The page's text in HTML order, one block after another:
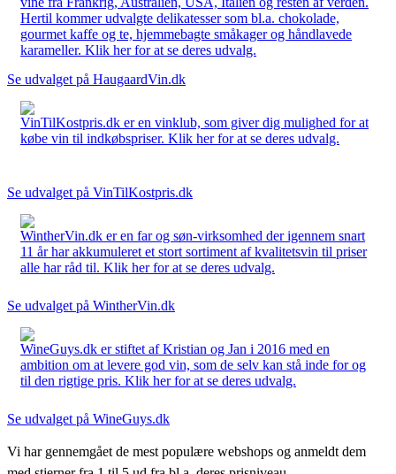
Hertil kommer udvalgte delikatesser som bl.a. chokolade,
gourmet kaffe og te, hjemmebagte småkager og håndlavede
karameller. Klik her for at se deres udvalg.
Se udvalget på HaugaardVin.dk
VinTilKostpris.dk er en vinklub, som giver dig mulighed for at
købe vin til indkøbspriser. Klik her for at se deres udvalg.
Se udvalget på VinTilKostpris.dk
WintherVin.dk er en far og søn-virksomhed der igennem snart
11 år har akkumuleret et stort sortiment af kvalitetsvin til priser
alle har råd til. Klik her for at se deres udvalg.
Se udvalget på WintherVin.dk
WineGuys.dk er stiftet af Kristian og Jan i 2016 med en
ambition om at levere god vin, som de selv kan stå inde for og
til den rigtige pris. Klik her for at se deres udvalg.
Se udvalget på WineGuys.dk
Vi har gennemgået de mest populære webshops og anmeldt dem